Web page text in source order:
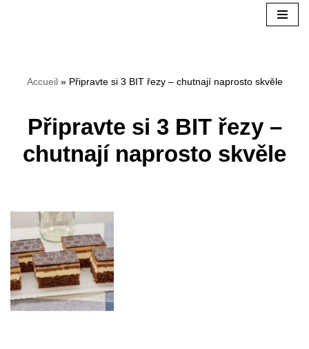
obsah
Accueil» Připravte si 3 BIT řezy – chutnají naprosto skvěle
Připravte si 3 BIT řezy –
chutnají naprosto skvěle